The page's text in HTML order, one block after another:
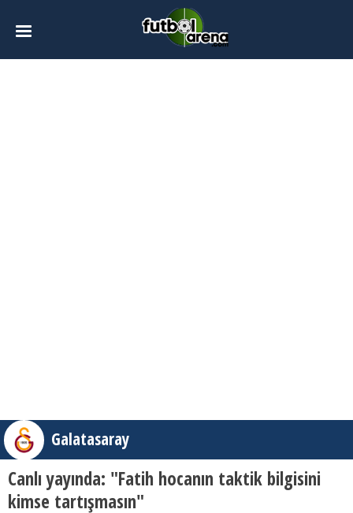
Galatasaray
Canlı yayında: "Fatih hocanın taktik bilgisini
kimse tartışmasın"